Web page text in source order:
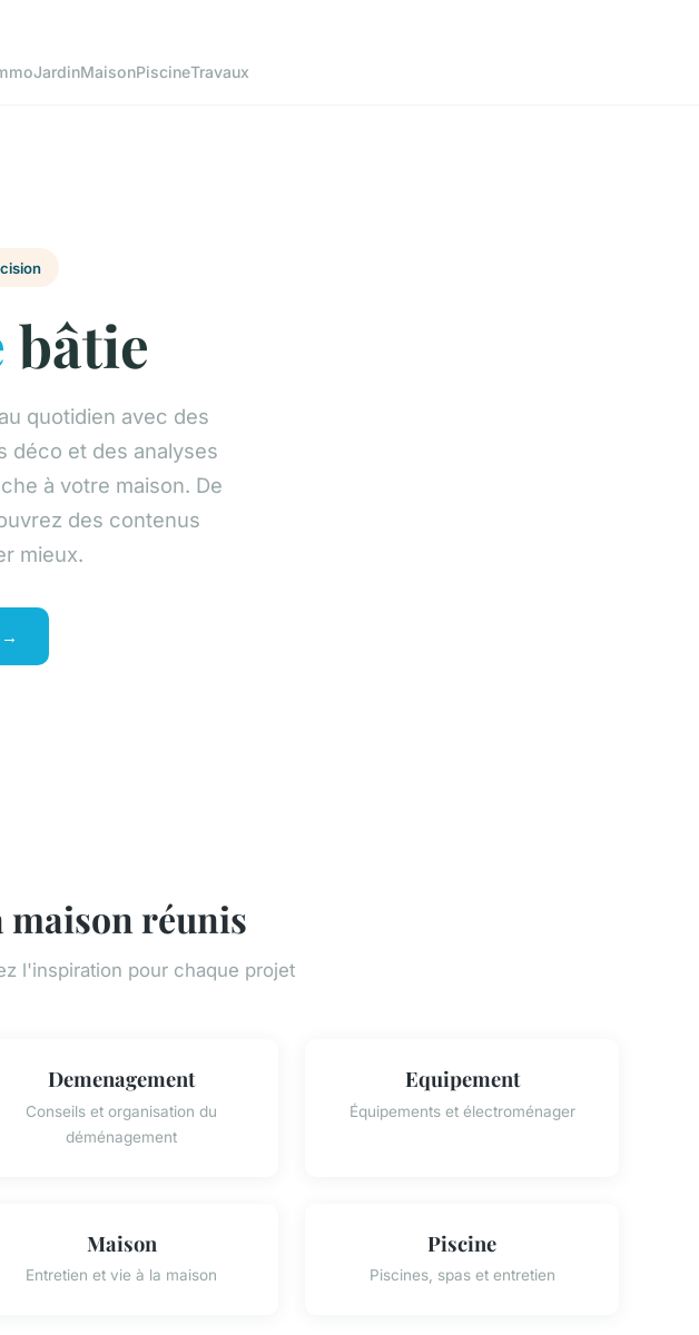
JardinMaisonPiscineTravaux
bâtie
quotidien avec des
déco et des analyses
à votre maison. De
des contenus
mieux.
→
maison réunis
l'inspiration pour chaque projet
Demenagement
Conseils et organisation du
déménagement
Equipement
Équipements et électroménager
Maison
Entretien et vie à la maison
Piscine
Piscines, spas et entretien